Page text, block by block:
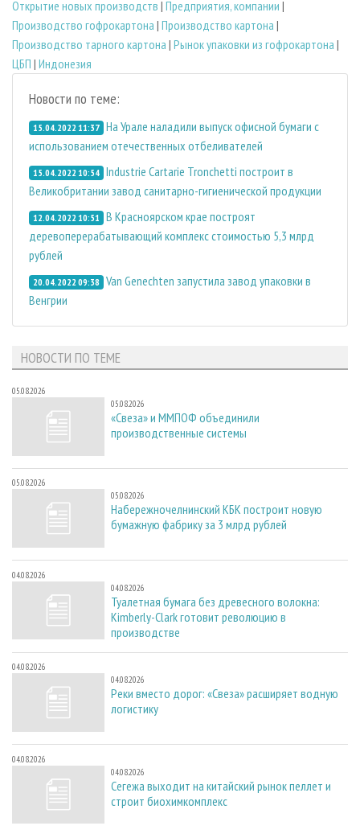
Открытие новых производств | Предприятия, компании |
Производство гофрокартона | Производство картона |
Производство тарного картона | Рынок упаковки из гофрокартона |
ЦБП | Индонезия
Новости по теме:
15.04.2022 11:37 На Урале наладили выпуск офисной бумаги с
использованием отечественных отбеливателей
15.04.2022 10:54 Industrie Cartarie Tronchetti построит в
Великобритании завод санитарно-гигиенической продукции
12.04.2022 10:51 В Красноярском крае построят
деревоперерабатывающий комплекс стоимостью 5,3 млрд
рублей
20.04.2022 09:38 Van Genechten запустила завод упаковки в
Венгрии
НОВОСТИ ПО ТЕМЕ
05.08.2026
05.08.2026
«Свеза» и ММПОФ объединили
производственные системы
05.08.2026
05.08.2026
Набережночелнинский КБК построит новую
бумажную фабрику за 3 млрд рублей
04.08.2026
04.08.2026
Туалетная бумага без древесного волокна:
Kimberly-Clark готовит революцию в
производстве
04.08.2026
04.08.2026
Реки вместо дорог: «Свеза» расширяет водную
логистику
04.08.2026
04.08.2026
Сегежа выходит на китайский рынок пеллет и
строит биохимкомплекс